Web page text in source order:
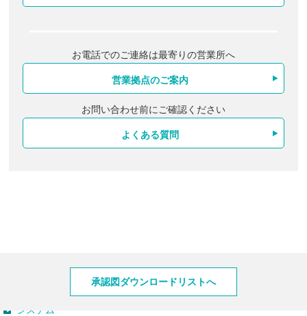
お電話でのご連絡は最寄りの営業所へ
営業拠点のご案内
お問い合わせ前にご確認ください
よくある質問
承認図ダウンロードリストへ
システム